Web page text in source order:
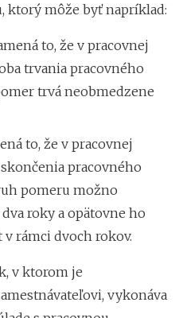
ktorý môže byť napríklad:
to, že v pracovnej
trvania pracovného
trvá neobmedzene
to, že v pracovnej
pracovného
pomeru možno
roky a opätovne ho
rámci dvoch rokov.
v ktorom je
vykonáva